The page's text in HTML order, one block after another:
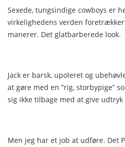
Sexede, tungsindige cowboys er
virkelighedens verden
manerer. Det glatbarberede look.
Jack er barsk, upoleret og
at gøre med en ”rig, storbypige”
sig ikke tilbage med at give udtryk
Men jeg har et job at udføre. Det